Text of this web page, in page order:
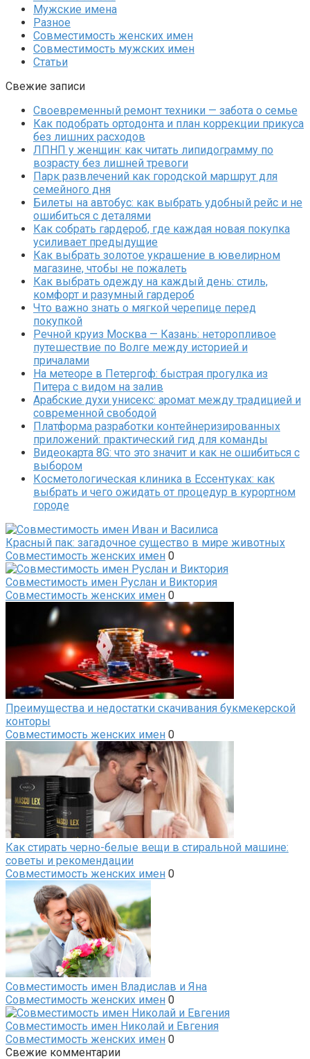
Мужские имена
Разное
Совместимость женских имен
Совместимость мужских имен
Статьи
Свежие записи
Своевременный ремонт техники — забота о семье
Как подобрать ортодонта и план коррекции прикуса
без лишних расходов
ЛПНП у женщин: как читать липидограмму по
возрасту без лишней тревоги
Парк развлечений как городской маршрут для
семейного дня
Билеты на автобус: как выбрать удобный рейс и не
ошибиться с деталями
Как собрать гардероб, где каждая новая покупка
усиливает предыдущие
Как выбрать золотое украшение в ювелирном
магазине, чтобы не пожалеть
Как выбрать одежду на каждый день: стиль,
комфорт и разумный гардероб
Что важно знать о мягкой черепице перед
покупкой
Речной круиз Москва — Казань: неторопливое
путешествие по Волге между историей и
причалами
На метеоре в Петергоф: быстрая прогулка из
Питера с видом на залив
Арабские духи унисекс: аромат между традицией и
современной свободой
Платформа разработки контейнеризированных
приложений: практический гид для команды
Видеокарта 8G: что это значит и как не ошибиться с
выбором
Косметологическая клиника в Ессентуках: как
выбрать и чего ожидать от процедур в курортном
городе
Красный пак: загадочное существо в мире животных
Совместимость женских имен 0
Совместимость имен Руслан и Виктория
Совместимость женских имен 0
Преимущества и недостатки скачивания букмекерской
конторы
Совместимость женских имен 0
Как стирать черно-белые вещи в стиральной машине:
советы и рекомендации
Совместимость женских имен 0
Совместимость имен Владислав и Яна
Совместимость женских имен 0
Совместимость имен Николай и Евгения
Совместимость женских имен 0
Свежие комментарии